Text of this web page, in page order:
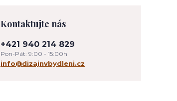
Kontaktujte nás
+421 940 214 829
Pon-Pát: 9:00 - 15:00h
info@dizajnvbydleni.cz